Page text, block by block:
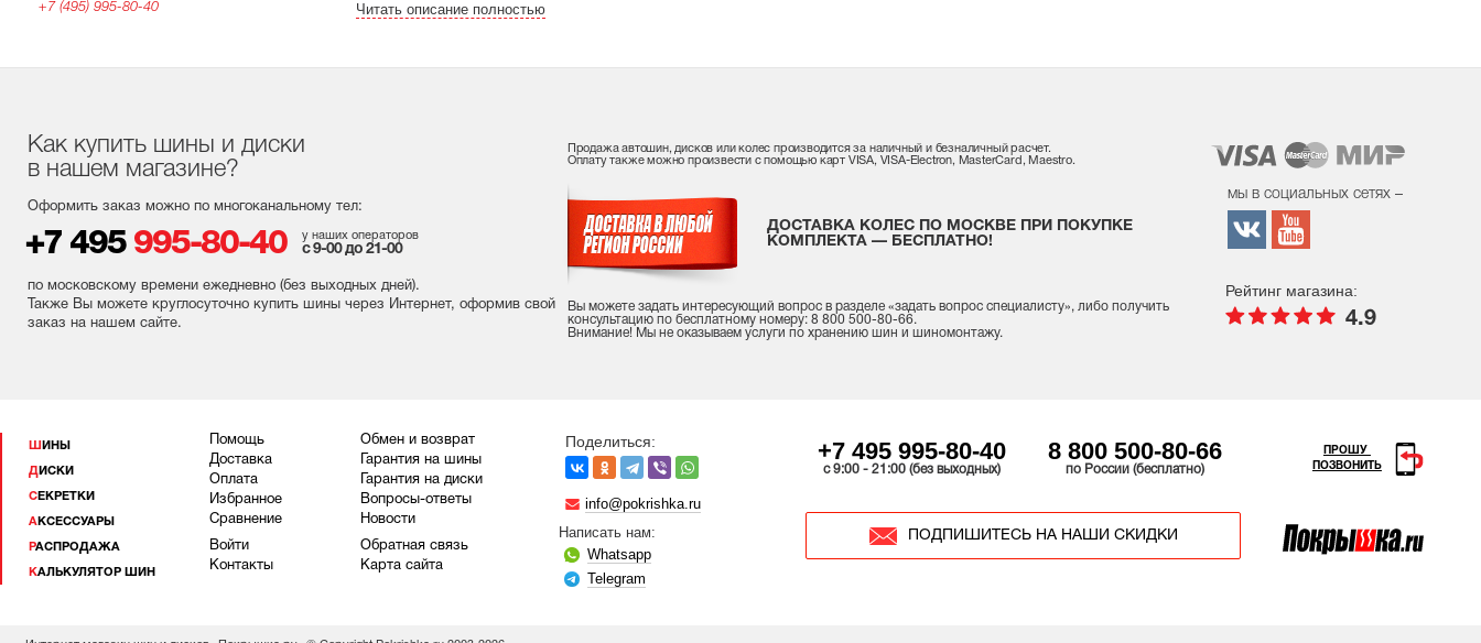
+7 (495) 995-80-40
Читать описание полностью
Как купить шины и диски
в нашем магазине?
Оформить заказ можно по многоканальному тел:
+7 495 995-80-40 у наших операторов
с 9-00 до 21-00
по московскому времени ежедневно (без выходных дней).
Также Вы можете круглосуточно купить шины через Интернет, оформив свой
заказ на нашем сайте.
Продажа автошин, дисков или колес производится за наличный и безналичный расчет.
Оплату также можно произвести с помощью карт VISA, VISA-Electron, MasterCard, Maestro.
ДОСТАВКА КОЛЕС ПО МОСКВЕ ПРИ ПОКУПКЕ
КОМПЛЕКТА — БЕСПЛАТНО!
Вы можете задать интересующий вопрос в разделе «задать вопрос специалисту», либо получить
консультацию по бесплатному номеру: 8 800 500-80-66.
Внимание! Мы не оказываем услуги по хранению шин и шиномонтажу.
мы в социальных сетях –
Рейтинг магазина:
4.9
ШИНЫ
ДИСКИ
СЕКРЕТКИ
АКСЕССУАРЫ
РАСПРОДАЖА
КАЛЬКУЛЯТОР ШИН
Помощь
Доставка
Оплата
Избранное
Сравнение
Войти
Контакты
Обмен и возврат
Гарантия на шины
Гарантия на диски
Вопросы-ответы
Новости
Обратная связь
Карта сайта
Поделиться:
info@pokrishka.ru
Написать нам:
Whatsapp
Telegram
+7 495 995-80-40
c 9:00 - 21:00 (без выходных)
8 800 500-80-66
по России (бесплатно)
ПОДПИШИТЕСЬ НА НАШИ СКИДКИ
ПРОШУ
ПОЗВОНИТЬ